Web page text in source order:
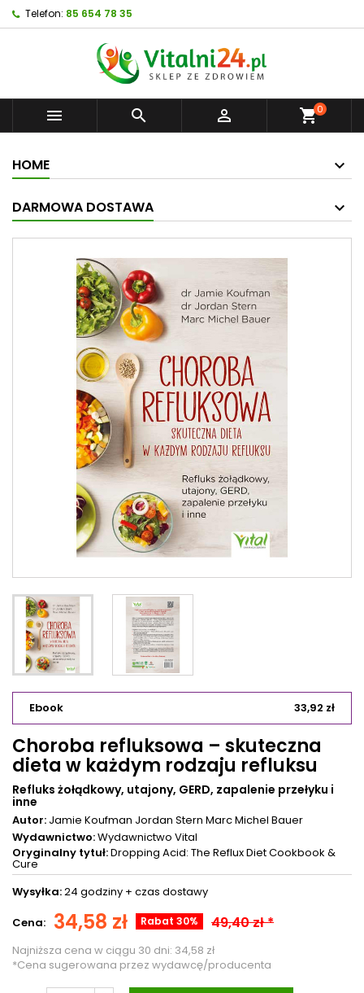
Telefon: 85 654 78 35
   shopping_cart0
HOME
DARMOWA DOSTAWA
Ebook 33,92 zł
Choroba refluksowa – skuteczna
dieta w każdym rodzaju refluksu
Refluks żołądkowy, utajony, GERD, zapalenie przełyku i
inne
Autor: Jamie Koufman Jordan Stern Marc Michel Bauer
Wydawnictwo:Wydawnictwo Vital
Oryginalny tytuł:Dropping Acid: The Reflux Diet Cookbook &
Cure
Wysyłka:24 godziny + czas dostawy
Cena: 34,58 zł Rabat 30% 49,40 zł *
Najniższa cena w ciągu 30 dni: 34,58 zł
*Cena sugerowana przez wydawcę/producenta